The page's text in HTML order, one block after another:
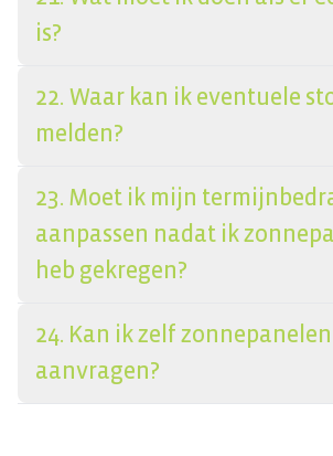
is?
22. Waar kan ik eventuele
melden?
23. Moet ik mijn
aanpassen nadat ik
heb gekregen?
24. Kan ik zelf zonnepanelen
aanvragen?